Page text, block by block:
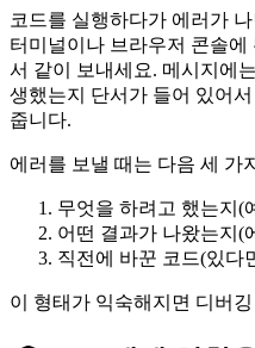
코드를 실행하다가 에러가
터미널이나 브라우저 콘솔에
서 같이 보내세요. 메시지에
생했는지 단서가 들어 있어
줍니다.
에러를 보낼 때는 다음 세 가
무엇을 하려고 했는지(
어떤 결과가 나왔는지(
직전에 바꾼 코드(있다
이 형태가 익숙해지면 디버